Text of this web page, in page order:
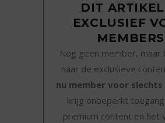
DIT
EXCLUSIEF
MEMBERS
Nog geen member, maar
naar de exclusieve
nu member voor slechts
krijg onbeperkt
premium content en het